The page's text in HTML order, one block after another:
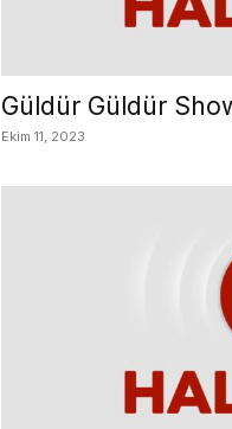
Güldür Güldür
Ekim 11, 2023